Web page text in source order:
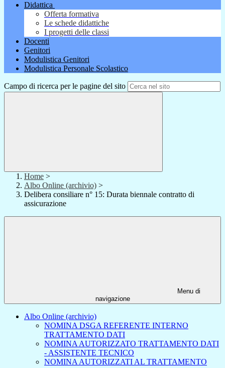
Didattica
Offerta formativa
Le schede didattiche
I progetti delle classi
Docenti
Genitori
Modulistica Genitori
Modulistica Personale Scolastico
Campo di ricerca per le pagine del sito
Home >
Albo Online (archivio) >
Delibera consiliare n° 15: Durata biennale contratto di
assicurazione
Menu di
navigazione
Albo Online (archivio)
NOMINA DSGA REFERENTE INTERNO
TRATTAMENTO DATI
NOMINA AUTORIZZATO TRATTAMENTO DATI
- ASSISTENTE TECNICO
NOMINA AUTORIZZATI AL TRATTAMENTO